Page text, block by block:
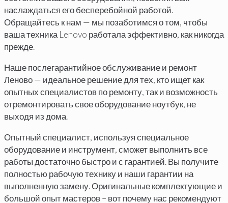
наслаждаться его бесперебойной работой.
Обращайтесь к нам — мы позаботимся о том, чтобы
ваша техника Lenovo работала эффективно, как никогда
прежде.
Наше послегарантийное обслуживание и ремонт
Леново — идеальное решение для тех, кто ищет как
опытных специалистов по ремонту, так и возможность
отремонтировать свое оборудование ноутбук, не
выходя из дома.
Опытный специалист, используя специальное
оборудование и инструмент, сможет выполнить все
работы достаточно быстро и с гарантией. Вы получите
полностью рабочую технику и наши гарантии на
выполненную замену. Оригинальные комплектующие и
большой опыт мастеров – вот почему нас рекомендуют